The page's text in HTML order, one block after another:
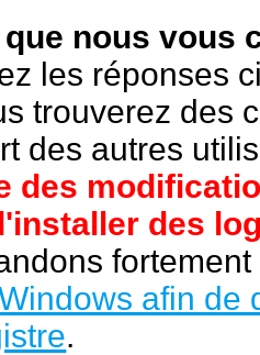
que nous vous
les réponses
trouverez des
des autres
des
des
afin de
.